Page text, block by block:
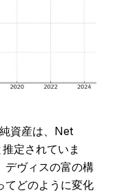
資産は、Net
定されていま
デヴィスの富の構
てどのように変化